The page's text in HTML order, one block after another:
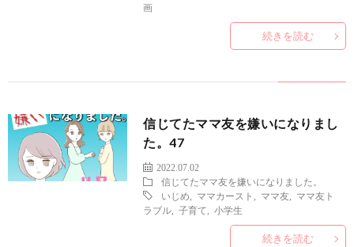
画
続きを読む
信じてたママ友を嫌いになりまし
た。47
2022.07.02
信じてたママ友を嫌いになりました。
いじめ
ママカースト ママ友
ママ友ト
ラブル ,子育て ,小学生
続きを読む